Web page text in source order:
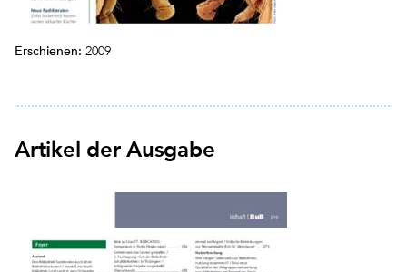
Erschienen: 2009
Artikel der Ausgabe